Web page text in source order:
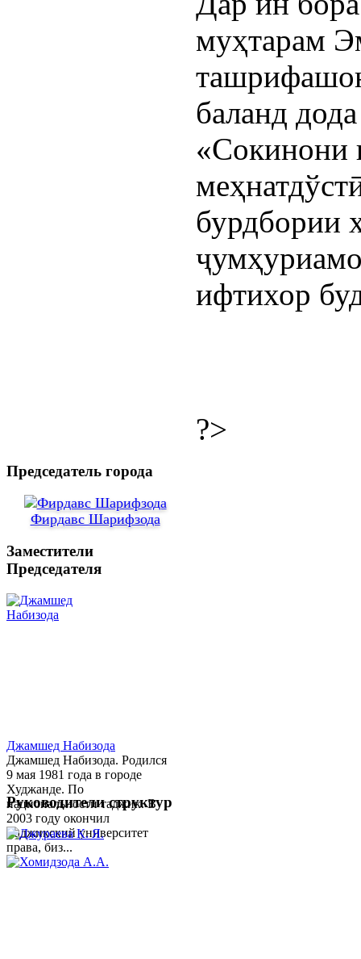
муҳтарам
баланд
«Сокинони
бурдбории
ифтихор
?>
Председатель города
Фирдавс Шарифзода
Заместители
Председателя
Джамшед Набизода
Джамшед Набизода. Родился
9 мая 1981 года в городе
Худжанде. По
национальности таджик. В
2003 году окончил
Таджикский университет
права, биз...
Руководители структур